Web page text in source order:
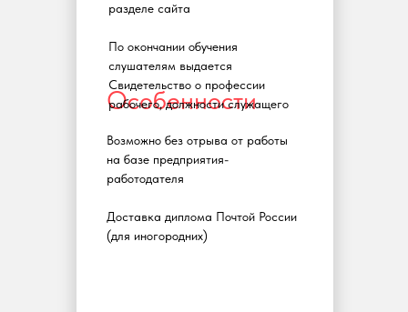
Возможно без отрыва от работы
на базе предприятия-
работодателя
Доставка диплома Почтой России
(для иногородних)
Особенности
разделе сайта
По окончании обучения
слушателям выдается
Свидетельство о профессии
рабочего, должности служащего